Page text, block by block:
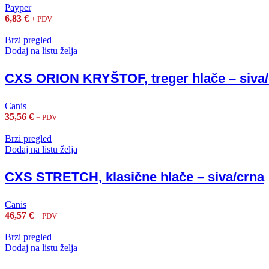
Payper
6,83 € + PDV
Brzi pregled
Dodaj na listu želja
CXS ORION KRYŠTOF, treger hlače –
Canis
35,56 € + PDV
Brzi pregled
Dodaj na listu želja
CXS STRETCH, klasične hlače – siva/crna
Canis
46,57 € + PDV
Brzi pregled
Dodaj na listu želja